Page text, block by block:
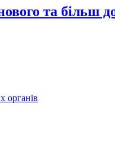
та більш
органів